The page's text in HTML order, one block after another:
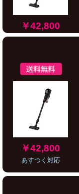
￥42,800
￥42,800
あすつく対応